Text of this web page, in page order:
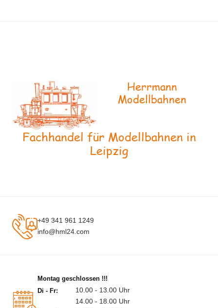
Herrmann
Modellbahnen
Fachhandel für Modellbahnen in
Leipzig
+49 341 961 1249
info@hml24.com
Montag geschlossen !!!
Di - Fr:
10.00 - 13.00 Uhr
14.00 - 18.00 Uhr